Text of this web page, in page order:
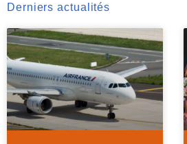
Derniers actualités